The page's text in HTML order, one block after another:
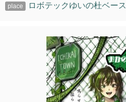
ロボテックゆいの杜ベース